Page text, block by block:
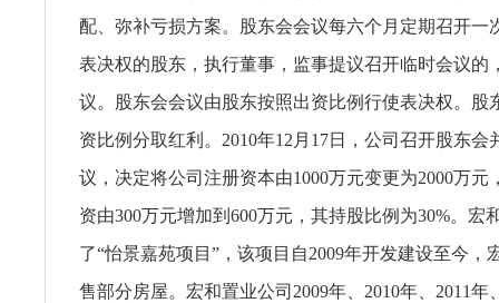
配、弥补亏损方案。股东会会议每六个月定期召开一
表决权的股东，执行董事，监事提议召开临时会议的
议。股东会会议由股东按照出资比例行使表决权。股
资比例分取红利。2010年12月17日，公司召开股东会
议，决定将公司注册资本由1000万元变更为2000万元
资由300万元增加到600万元，其持股比例为30%。宏
了“怡景嘉苑项目”，该项目自2009年开发建设至今，
售部分房屋。宏和置业公司2009年、2010年、2011年